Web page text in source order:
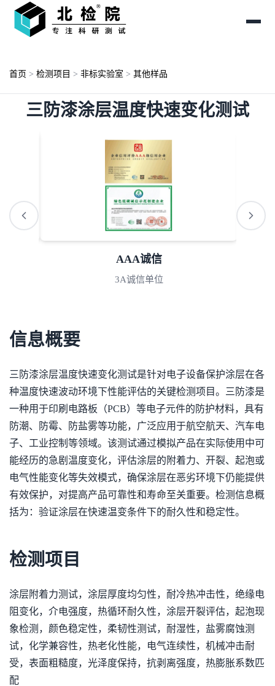
首页 > 检测项目 > 非标实验室 > 其他样品
三防漆涂层温度快速变化测试
AAA诚信
3A诚信单位
信息概要
三防漆涂层温度快速变化测试是针对电子设备保护涂层在各
种温度快速波动环境下性能评估的关键检测项目。三防漆是
一种用于印刷电路板（PCB）等电子元件的防护材料，具有
防潮、防霉、防盐雾等功能，广泛应用于航空航天、汽车电
子、工业控制等领域。该测试通过模拟产品在实际使用中可
能经历的急剧温度变化，评估涂层的附着力、开裂、起泡或
电气性能变化等失效模式，确保涂层在恶劣环境下仍能提供
有效保护，对提高产品可靠性和寿命至关重要。检测信息概
括为：验证涂层在快速温变条件下的耐久性和稳定性。
检测项目
涂层附着力测试，涂层厚度均匀性，耐冷热冲击性，绝缘电
阻变化，介电强度，热循环耐久性，涂层开裂评估，起泡现
象检测，颜色稳定性，柔韧性测试，耐湿性，盐雾腐蚀测
试，化学兼容性，热老化性能，电气连续性，机械冲击耐
受，表面粗糙度，光泽度保持，抗剥离强度，热膨胀系数匹
配